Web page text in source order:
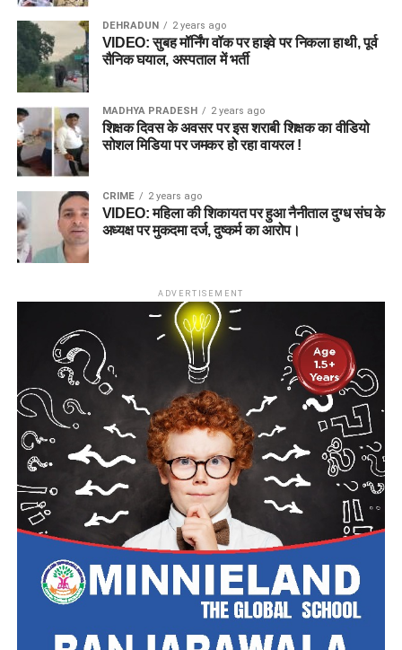
DEHRADUN 2 years ago
VIDEO: सुबह मॉर्निंग वॉक पर हाइवे पर निकला हाथी, पूर्व
सैनिक घयाल, अस्पताल में भर्ती
MADHYA PRADESH 2 years ago
शिक्षक दिवस के अवसर पर इस शराबी शिक्षक का वीडियो
सोशल मिडिया पर जमकर हो रहा वायरल !
CRIME 2 years ago
VIDEO: महिला की शिकायत पर हुआ नैनीताल दुग्ध संघ के
अध्यक्ष पर मुकदमा दर्ज, दुष्कर्म का आरोप।
ADVERTISEMENT